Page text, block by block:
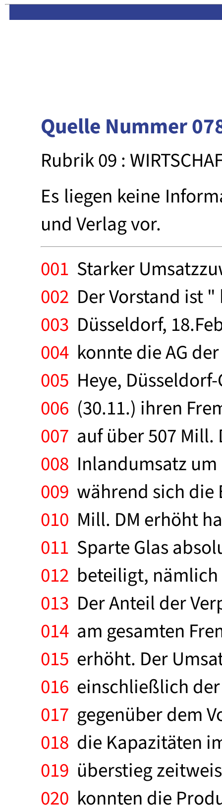
Quelle Nummer
Rubrik 09 :
Es liegen keine
und Verlag vor.
001 Starker
002 Der Vorstand ist
003 Düsseldorf,
004 konnte die AG
005 Heye,
006 (30.11.) ihren
007 auf über 507
008 Inlandumsatz um
009 während sich die
010 Mill. DM erhöht
011 Sparte Glas
012 beteiligt, nämlich
013 Der Anteil der
014 am gesamten
015 erhöht. Der
016 einschließlich
017 gegenüber dem
018 die Kapazitäten
019 überstieg
020 konnten die